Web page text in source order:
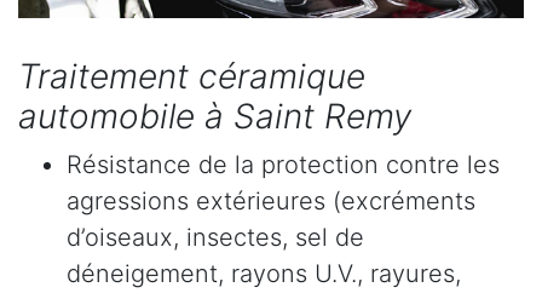
Traitement céramique
automobile à Saint Remy
Résistance de la protection contre les
agressions extérieures (excréments
d’oiseaux, insectes, sel de
déneigement, rayons U.V., rayures,